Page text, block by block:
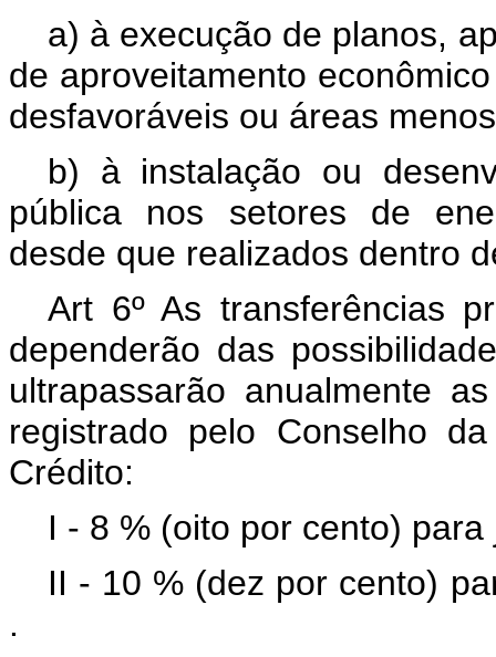
a) à execução de planos,
de aproveitamento
desfavoráveis ou áreas
b) à instalação ou
pública nos setores de
desde que realizados dentro
Art 6º As transferências
dependerão das
ultrapassarão anualmente
registrado pelo Conselho
Crédito:
I - 8 % (oito por cento)
II - 10 % (dez por cento)
.